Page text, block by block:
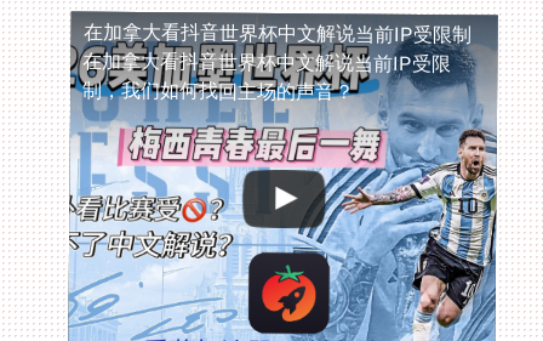
在加拿大看抖音世界杯中文解说当前IP受限制
在加拿大看抖音世界杯中文解说当前IP受限
制，我们如何找回主场的声音？